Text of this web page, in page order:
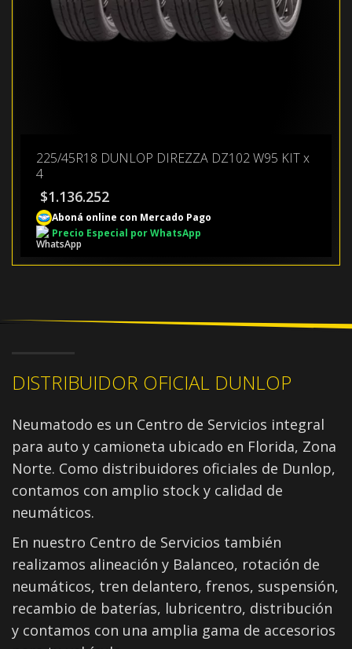
225/45R18 DUNLOP DIREZZA DZ102 W95 KIT x
4
$1.136.252
Aboná online con Mercado Pago
Precio Especial por WhatsApp
DISTRIBUIDOR OFICIAL DUNLOP
Neumatodo es un Centro de Servicios integral
para auto y camioneta ubicado en Florida, Zona
Norte. Como distribuidores oficiales de Dunlop,
contamos con amplio stock y calidad de
neumáticos.
En nuestro Centro de Servicios también
realizamos alineación y Balanceo, rotación de
neumáticos, tren delantero, frenos, suspensión,
recambio de baterías, lubricentro, distribución
y contamos con una amplia gama de accesorios